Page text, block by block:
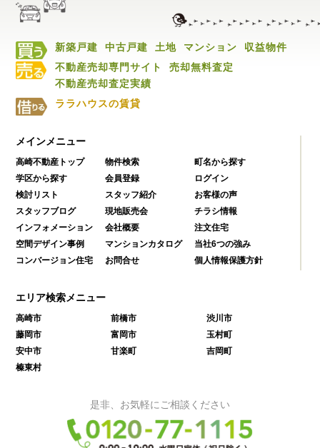
新築戸建 中古戸建 土地 マンション
収益物件
不動産売却専門サイト
売却無料査定
不動産売却査定実績
ララハウスの賃貸
メインメニュー
高崎不動産トップ 物件検索
町名から探す
学区から探す
会員登録
ログイン
検討リスト
スタッフ紹介
お客様の声
スタッフブログ
現地販売会
チラシ情報
インフォメーション
会社概要
注文住宅
空間デザイン事例
マンションカタログ
当社6つの強み
コンバージョン住宅
お問合せ 個人情報保護方針
エリア検索メニュー
高崎市 前橋市
渋川市
藤岡市
富岡市
玉村町
安中市
甘楽町
吉岡町
榛東村
是非、お気軽にご相談ください